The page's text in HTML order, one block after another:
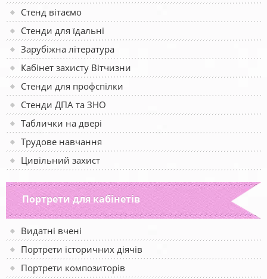
Стенд вітаємо
Стенди для їдальні
Зарубіжна література
Кабінет захисту Вітчизни
Стенди для профспілки
Стенди ДПА та ЗНО
Таблички на двері
Трудове навчання
Цивільний захист
Портрети для кабінетів
Видатні вчені
Портрети історичних діячів
Портрети композиторів